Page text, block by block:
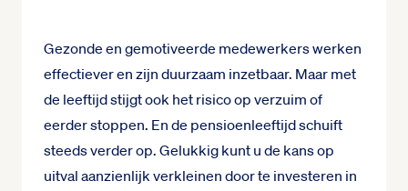
Gezonde en gemotiveerde medewerkers werken
effectiever en zijn duurzaam inzetbaar. Maar met
de leeftijd stijgt ook het risico op verzuim of
eerder stoppen. En de pensioenleeftijd schuift
steeds verder op. Gelukkig kunt u de kans op
uitval aanzienlijk verkleinen door te investeren in